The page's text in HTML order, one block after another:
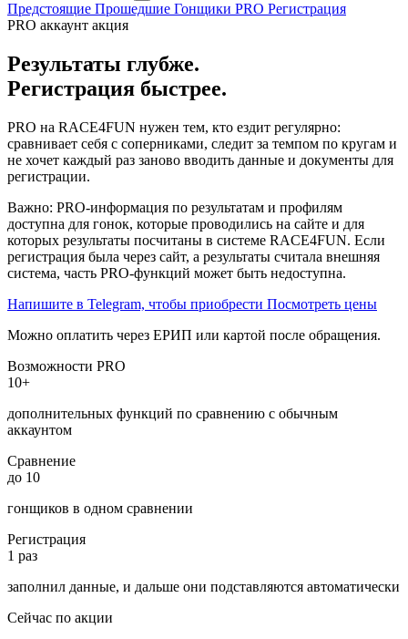
Предстоящие Прошедшие Гонщики PRO Регистрация
PRO аккаунт акция
Результаты глубже.
Регистрация быстрее.
PRO на RACE4FUN нужен тем, кто ездит регулярно:
сравнивает себя с соперниками, следит за темпом по кругам и
не хочет каждый раз заново вводить данные и документы для
регистрации.
Важно: PRO-информация по результатам и профилям
доступна для гонок, которые проводились на сайте и для
которых результаты посчитаны в системе RACE4FUN. Если
регистрация была через сайт, а результаты считала внешняя
система, часть PRO-функций может быть недоступна.
Напишите в Telegram, чтобы приобрести Посмотреть цены
Можно оплатить через ЕРИП или картой после обращения.
Возможности PRO
10+
дополнительных функций по сравнению с обычным
аккаунтом
Сравнение
до 10
гонщиков в одном сравнении
Регистрация
1 раз
заполнил данные, и дальше они подставляются автоматически
Сейчас по акции